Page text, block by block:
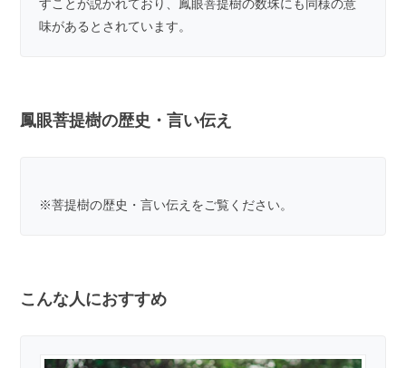
すことが説かれており、鳳眼菩提樹の数珠にも同様の意
味があるとされています。
鳳眼菩提樹の歴史・言い伝え
※菩提樹の歴史・言い伝え をご覧ください。
こんな人におすすめ